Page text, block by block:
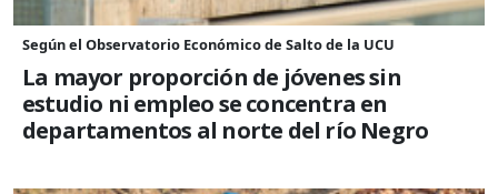
Según el Observatorio Económico de Salto de la UCU
La mayor proporción de jóvenes sin
estudio ni empleo se concentra en
departamentos al norte del río Negro